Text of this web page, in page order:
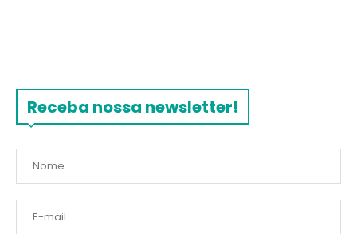
Receba nossa newsletter!